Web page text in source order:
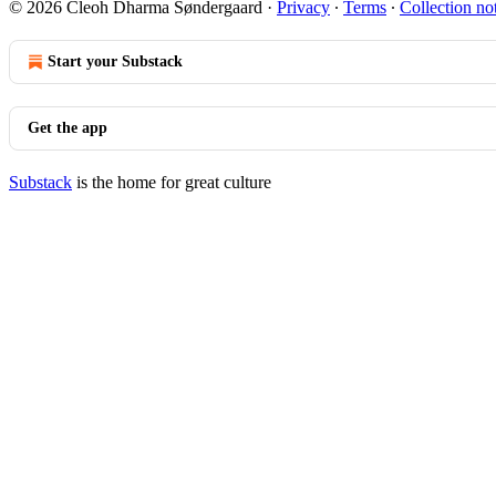
© 2026 Cleoh Dharma Søndergaard · Privacy ∙ Terms ∙ Collection
Start your Substack
Get the app
Substack is the home for great culture